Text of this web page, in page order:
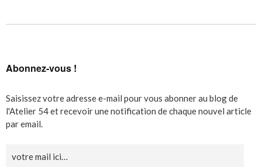
Abonnez-vous !
Saisissez votre adresse e-mail pour vous abonner au blog de
l'Atelier 54 et recevoir une notification de chaque nouvel article
par email.